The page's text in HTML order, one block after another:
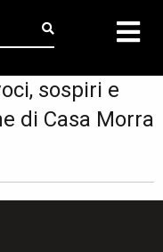
sospiri e
di Casa Morra